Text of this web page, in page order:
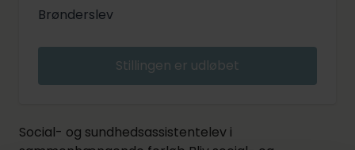
Brønderslev
Stillingen er udløbet
Social- og sundhedsassistentelev i